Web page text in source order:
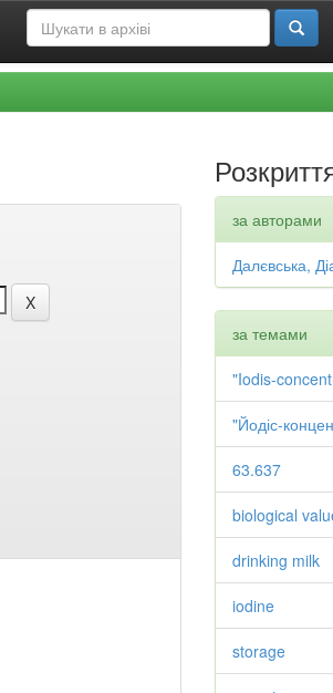
за авторами
Далєвська,
за темами
"Iodis-
"Йодіс-
63.637
biological
drinking milk
iodine
storage